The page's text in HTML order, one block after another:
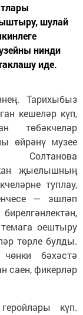
шулай
нинди
иде.
Тарихыбыз
кешеләр күп,
төбәкчеләр
өйрәнү музее
Солтанова
җыелышның
туплау,
— эшләп
оештыру
төрле булды.
бәхәстә
саен, фикерләр
күп.